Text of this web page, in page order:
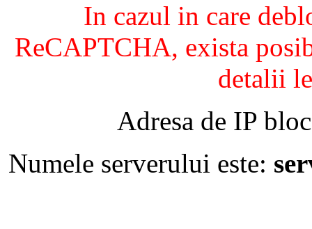
In cazul in care
ReCAPTCHA, exista
detalii
Adresa de IP
Numele serverului este: